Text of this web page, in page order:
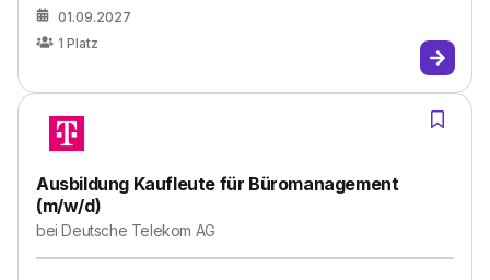
01.09.2027
1 Platz
Ausbildung Kaufleute für Büromanagement
(m/w/d)
beiDeutsche Telekom AG